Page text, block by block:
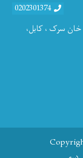
0202301374
خان سرک ، کابل،